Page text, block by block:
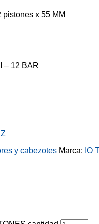
x 55 MM
– 12 BAR
y cabezotes Marca: IO